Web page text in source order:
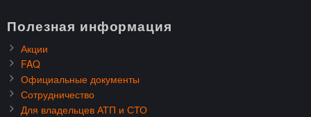
Полезная информация
Акции
FAQ
Официальные документы
Сотрудничество
Для владельцев АТП и СТО